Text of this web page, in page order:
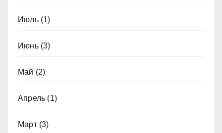
Июль(1)
Июнь(3)
Май (2)
Апрель (1)
Март(3)